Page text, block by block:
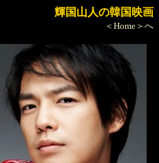
輝国山人の韓国映画
＜Home＞へ